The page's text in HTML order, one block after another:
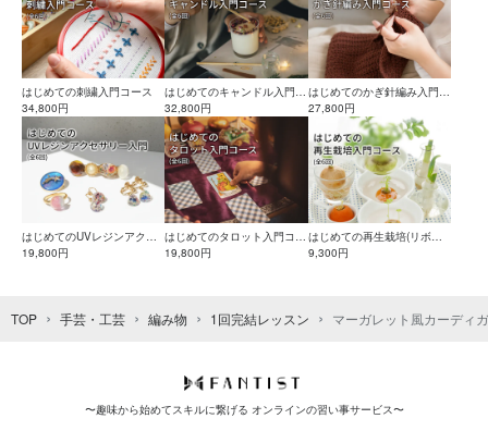
はじめての刺繍入門コース
34,800円
はじめてのキャンドル入門コ
ース
32,800円
はじめてのかぎ針編み入門コ
ース
27,800円
はじめてのUVレジンアクセ
サリー入門コース
19,800円
はじめてのタロット入門コー
ス
19,800円
はじめての再生栽培(リボベ
ジ)入門コース
9,300円
TOP 手芸・工芸 編み物 1回完結レッスン マーガレット風カーディ
〜趣味から始めてスキルに繋げる オンラインの習い事サービス〜